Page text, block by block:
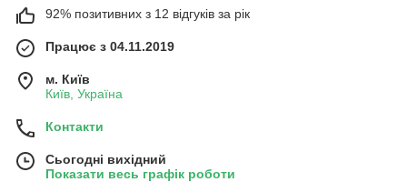
92% позитивних з 12 відгуків за рік
Працює з 04.11.2019
м. Київ
Київ, Україна
Контакти
Сьогодні вихідний
Показати весь графік роботи